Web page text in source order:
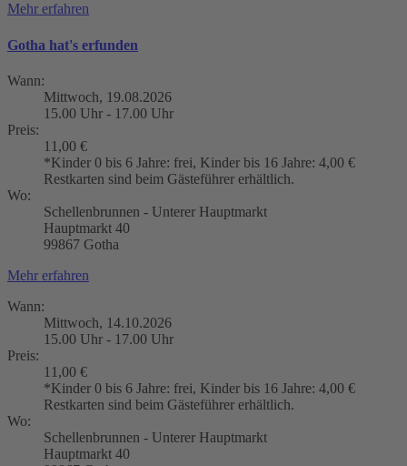
Mehr erfahren
Gotha hat's erfunden
Wann:
Mittwoch, 19.08.2026
15.00 Uhr - 17.00 Uhr
Preis:
11,00 €
*Kinder 0 bis 6 Jahre: frei, Kinder bis 16 Jahre: 4,00 €
Restkarten sind beim Gästeführer erhältlich.
Wo:
Schellenbrunnen - Unterer Hauptmarkt
Hauptmarkt 40
99867 Gotha
Mehr erfahren
Wann:
Mittwoch, 14.10.2026
15.00 Uhr - 17.00 Uhr
Preis:
11,00 €
*Kinder 0 bis 6 Jahre: frei, Kinder bis 16 Jahre: 4,00 €
Restkarten sind beim Gästeführer erhältlich.
Wo:
Schellenbrunnen - Unterer Hauptmarkt
Hauptmarkt 40